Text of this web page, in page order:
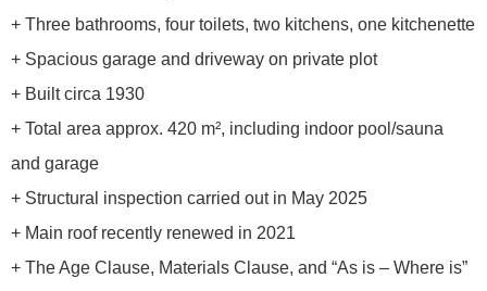
+ Three bathrooms, four toilets, two kitchens, one kitchenette
+ Spacious garage and driveway on private plot
+ Built circa 1930
+ Total area approx. 420 m², including indoor pool/sauna
and garage
+ Structural inspection carried out in May 2025
+ Main roof recently renewed in 2021
+ The Age Clause, Materials Clause, and “As is – Where is”